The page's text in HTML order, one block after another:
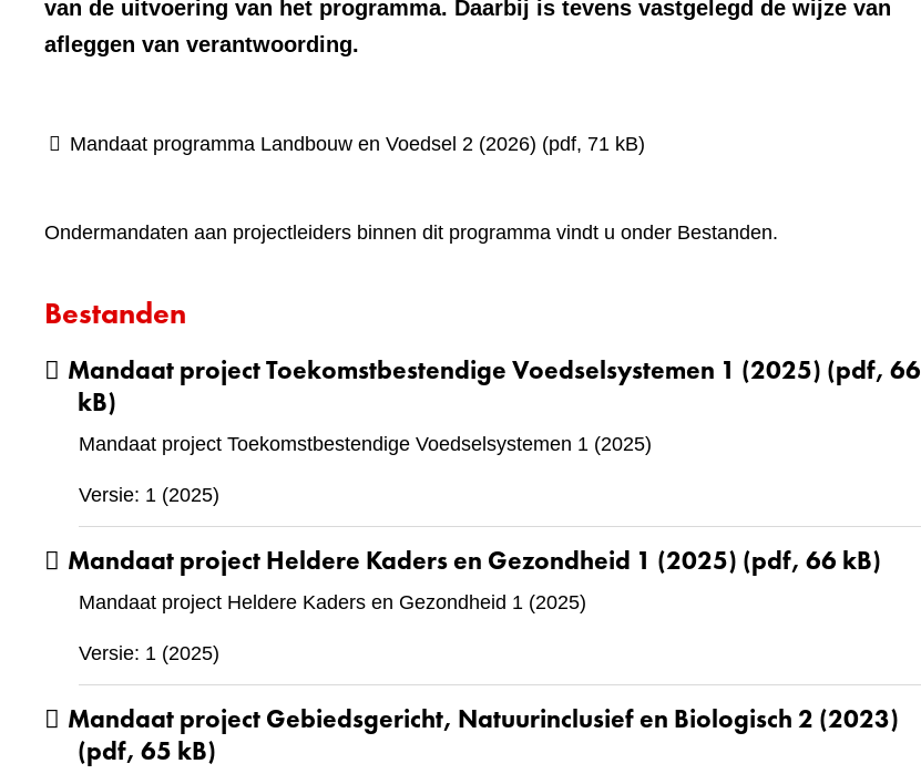
van de uitvoering van het programma. Daarbij is tevens vastgelegd de wijze van
afleggen van verantwoording.
Mandaat programma Landbouw en Voedsel 2 (2026) (pdf, 71 kB)
Ondermandaten aan projectleiders binnen dit programma vindt u onder Bestanden.
Bestanden
Mandaat project Toekomstbestendige Voedselsystemen 1 (2025) (pdf, 66
kB)
Mandaat project Toekomstbestendige Voedselsystemen 1 (2025)
Versie: 1 (2025)
Mandaat project Heldere Kaders en Gezondheid 1 (2025) (pdf, 66 kB)
Mandaat project Heldere Kaders en Gezondheid 1 (2025)
Versie: 1 (2025)
Mandaat project Gebiedsgericht, Natuurinclusief en Biologisch 2 (2023)
(pdf, 65 kB)